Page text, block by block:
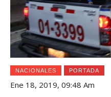
NACIONALES PORTADA
Ene 18, 2019, 09:48 Am